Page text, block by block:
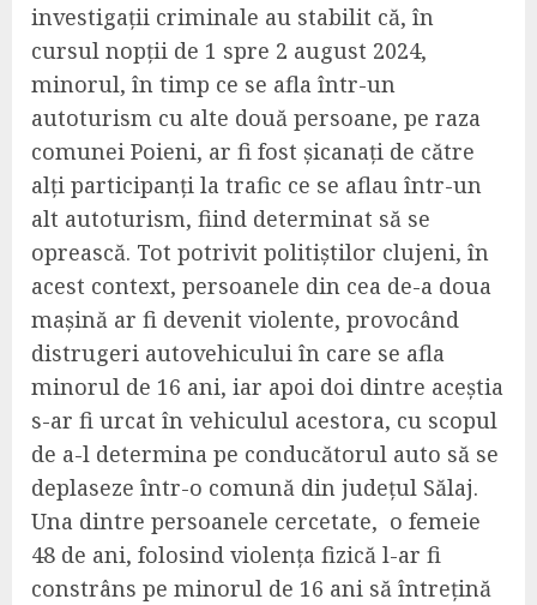
investigații criminale au stabilit că, în
cursul nopții de 1 spre 2 august 2024,
minorul, în timp ce se afla într-un
autoturism cu alte două persoane, pe raza
comunei Poieni, ar fi fost șicanați de către
alți participanți la trafic ce se aflau într-un
alt autoturism, fiind determinat să se
oprească. Tot potrivit politiștilor clujeni, în
acest context, persoanele din cea de-a doua
mașină ar fi devenit violente, provocând
distrugeri autovehicului în care se afla
minorul de 16 ani, iar apoi doi dintre aceștia
s-ar fi urcat în vehiculul acestora, cu scopul
de a-l determina pe conducătorul auto să se
deplaseze într-o comună din județul Sălaj.
Una dintre persoanele cercetate, o femeie
48 de ani, folosind violența fizică l-ar fi
constrâns pe minorul de 16 ani să întrețină